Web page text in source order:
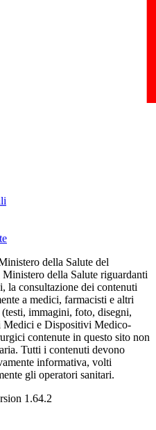
della Salute del
della Salute riguardanti
consultazione dei contenuti
a medici, farmacisti e altri
immagini, foto, disegni,
Medici e Dispositivi Medico-
contenute in questo sito non
Tutti i contenuti devono
informativa, volti
gli operatori sanitari.
1.64.2